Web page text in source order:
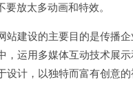
放太多动画和特效。
站建设的主要目的是传播
运用多媒体互动技术展
计，以独特而富有创意